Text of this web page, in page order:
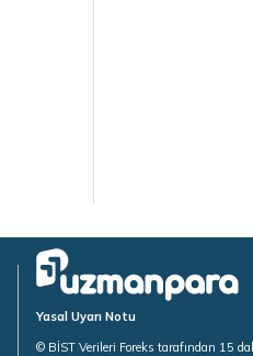
Yasal Uyarı Notu
© BİST Verileri Foreks tarafından 15